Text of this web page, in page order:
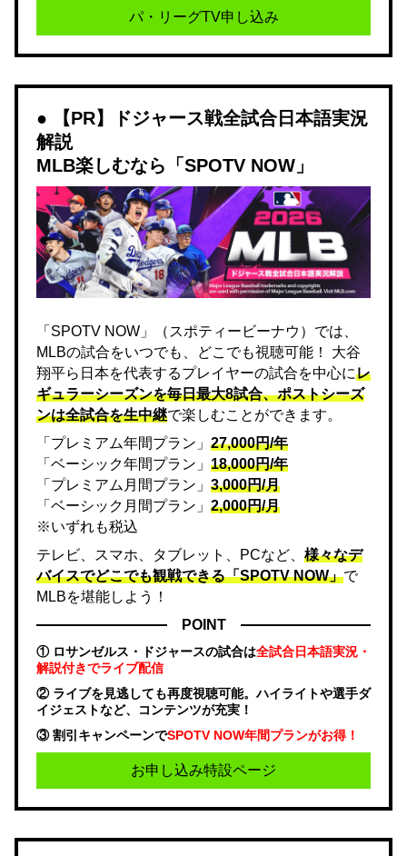
パ・リーグTV申し込み
【PR】ドジャース戦全試合日本語実況
解説
MLB楽しむなら「SPOTV NOW」
「SPOTV NOW」（スポティービーナウ）では、
MLBの試合をいつでも、どこでも視聴可能！ 大谷
翔平ら日本を代表するプレイヤーの試合を中心にレ
ギュラーシーズンを毎日最大8試合、ポストシーズ
ンは全試合を生中継で楽しむことができます。
「プレミアム年間プラン」 27,000円/年
「ベーシック年間プラン」 18,000円/年
「プレミアム月間プラン」 3,000円/月
「ベーシック月間プラン」 2,000円/月
※いずれも税込
テレビ、スマホ、タブレット、PCなど、 様々なデ
バイスでどこでも観戦できる「SPOTV NOW」で
MLBを堪能しよう！
POINT
① ロサンゼルス・ドジャースの試合は全試合日本語実況・
解説付きでライブ配信
② ライブを見逃しても再度視聴可能。ハイライトや選手ダ
イジェストなど、コンテンツが充実！
③ 割引キャンペーンでSPOTV NOW年間プランがお得！
お申し込み特設ページ